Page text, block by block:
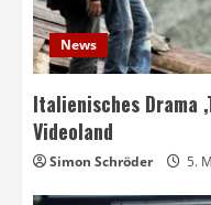
News
Italienisches Drama
Videoland
Simon Schröder 5.